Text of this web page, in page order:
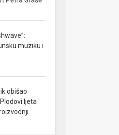
muziku i
obišao
ljeta